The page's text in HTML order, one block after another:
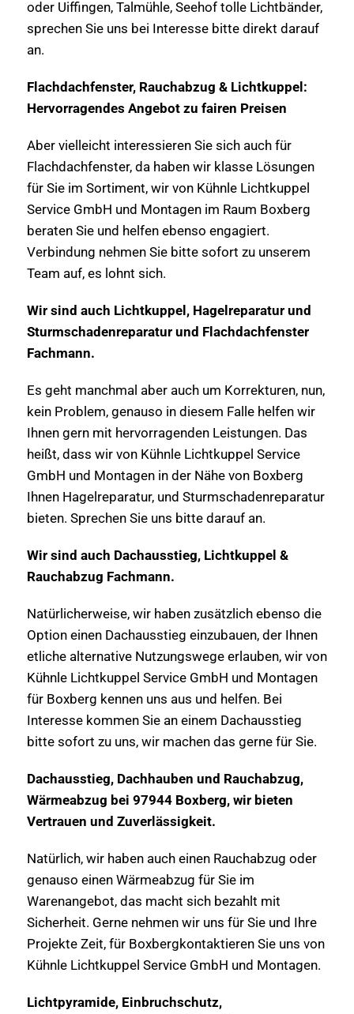
oder Uiffingen, Talmühle, Seehof tolle Lichtbänder,
sprechen Sie uns bei Interesse bitte direkt darauf
an.
Flachdachfenster, Rauchabzug & Lichtkuppel:
Hervorragendes Angebot zu fairen Preisen
Aber vielleicht interessieren Sie sich auch für
Flachdachfenster, da haben wir klasse Lösungen
für Sie im Sortiment, wir von Kühnle Lichtkuppel
Service GmbH und Montagen im Raum Boxberg
beraten Sie und helfen ebenso engagiert.
Verbindung nehmen Sie bitte sofort zu unserem
Team auf, es lohnt sich.
Wir sind auch Lichtkuppel, Hagelreparatur und
Sturmschadenreparatur und Flachdachfenster
Fachmann.
Es geht manchmal aber auch um Korrekturen, nun,
kein Problem, genauso in diesem Falle helfen wir
Ihnen gern mit hervorragenden Leistungen. Das
heißt, dass wir von Kühnle Lichtkuppel Service
GmbH und Montagen in der Nähe von Boxberg
Ihnen Hagelreparatur, und Sturmschadenreparatur
bieten. Sprechen Sie uns bitte darauf an.
Wir sind auch Dachausstieg, Lichtkuppel &
Rauchabzug Fachmann.
Natürlicherweise, wir haben zusätzlich ebenso die
Option einen Dachausstieg einzubauen, der Ihnen
etliche alternative Nutzungswege erlauben, wir von
Kühnle Lichtkuppel Service GmbH und Montagen
für Boxberg kennen uns aus und helfen. Bei
Interesse kommen Sie an einem Dachausstieg
bitte sofort zu uns, wir machen das gerne für Sie.
Dachausstieg, Dachhauben und Rauchabzug,
Wärmeabzug bei 97944 Boxberg, wir bieten
Vertrauen und Zuverlässigkeit.
Natürlich, wir haben auch einen Rauchabzug oder
genauso einen Wärmeabzug für Sie im
Warenangebot, das macht sich bezahlt mit
Sicherheit. Gerne nehmen wir uns für Sie und Ihre
Projekte Zeit, für Boxbergkontaktieren Sie uns von
Kühnle Lichtkuppel Service GmbH und Montagen.
Lichtpyramide, Einbruchschutz,